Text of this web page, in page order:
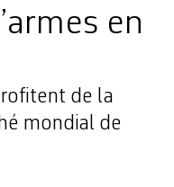
en
de la
mondial de